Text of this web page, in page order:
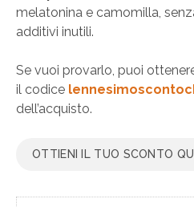
melatonina e camomilla,
additivi inutili.
Se vuoi provarlo, puoi
il codice
dell’acquisto.
OTTIENI IL TUO SCONTO QUI